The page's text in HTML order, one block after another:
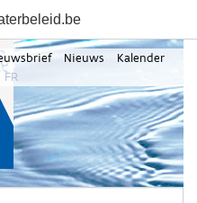
Nieuws
Kalender
FR